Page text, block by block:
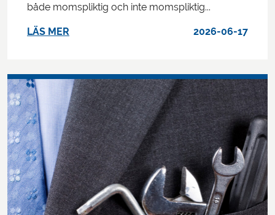
både momspliktig och inte momspliktig...
LÄS MER 2026-06-17